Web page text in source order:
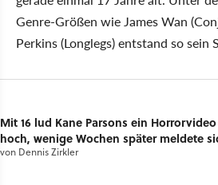
Genre-Größen wie James Wan
Perkins (Longlegs) entstand so sein
Mit 16 lud Kane Parsons ein
hoch, wenige Wochen später meldete
von Dennis Zirkler